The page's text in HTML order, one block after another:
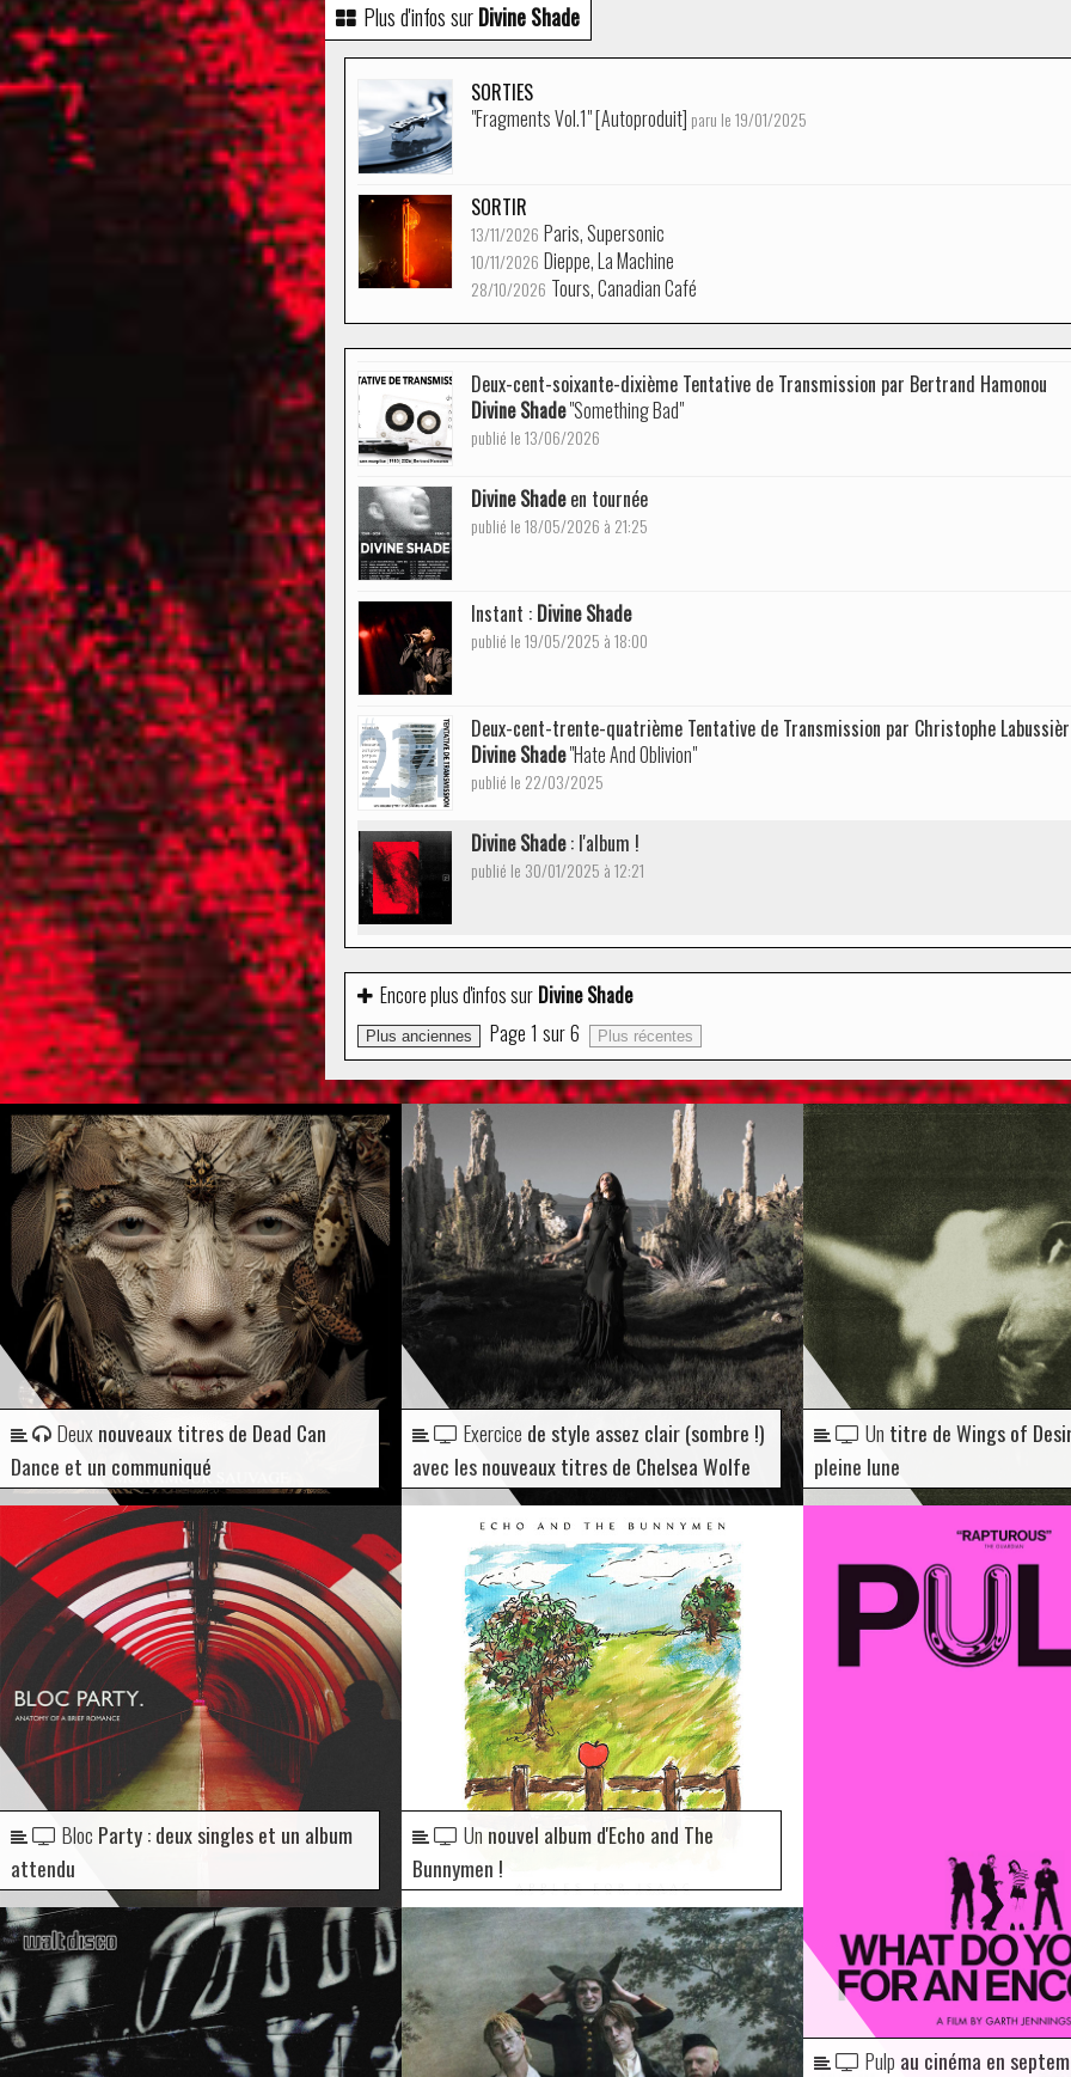
Plus d'infos surDivine Shade
SORTIES
"Fragments Vol.1" [Autoproduit] paru le 19/01/2025
SORTIR
13/11/2026 Paris, Supersonic
10/11/2026 Dieppe, La Machine
28/10/2026 Tours, Canadian Café
Deux-cent-soixante-dixième Tentative de Transmission par Bertrand Hamonou
Divine Shade"Something Bad"
publié le 13/06/2026
Divine Shadeen tournée
publié le 18/05/2026 à 21:25
Instant : Divine Shade
publié le 19/05/2025 à 18:00
Deux-cent-trente-quatrième Tentative de Transmission par Christophe
Divine Shade"Hate And Oblivion"
publié le 22/03/2025
Divine Shade: l'album !
publié le 30/01/2025 à 12:21
Encore plus d'infos sur Divine Shade
Plus anciennes Page 1 sur6 Plus récentes
Deuxnouveaux titres de Dead Can
Dance et un communiqué
Exercice de style assez clair (sombre !)
avec les nouveaux titres de Chelsea Wolfe
Un titre de Wings of
pleine lune
Bloc Party : deux singles et un album
attendu
Un nouvel album d'Echo and The
Bunnymen !
Pulp au cinéma en